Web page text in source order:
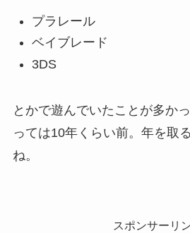
プラレール
ベイブレード
3DS
とかで遊んでいたことが多か
っては10年くらい前。年を取
ね。
スポンサーリ